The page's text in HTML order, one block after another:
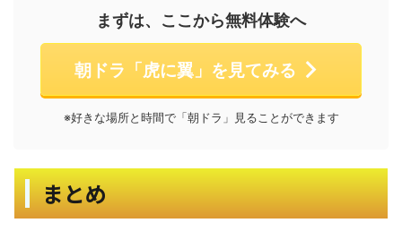
まずは、ここから無料体験へ
朝ドラ「虎に翼」を見てみる
※好きな場所と時間で「朝ドラ」見ることができます
まとめ